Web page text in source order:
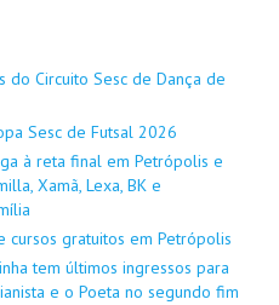
do Circuito Sesc de Dança de
Sesc de Futsal 2026
à reta final em Petrópolis e
Xamã, Lexa, BK e
cursos gratuitos em Petrópolis
tem últimos ingressos para
e o Poeta no segundo fim